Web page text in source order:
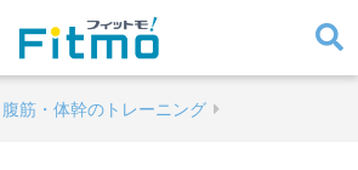
腹筋・体幹のトレーニング